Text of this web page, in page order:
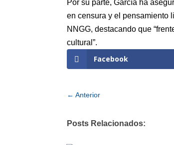
Por su parte, García ha
en censura y el pensamiento
NNGG, destacando que
cultural”.
Facebook
←Anterior
Posts Relacionados: